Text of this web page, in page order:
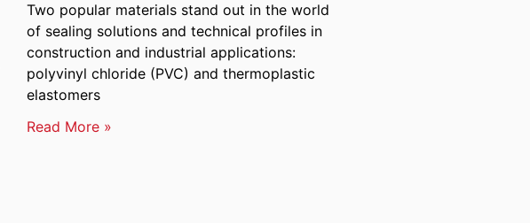
Two popular materials stand out in the world
of sealing solutions and technical profiles in
construction and industrial applications:
polyvinyl chloride (PVC) and thermoplastic
elastomers
Read More »